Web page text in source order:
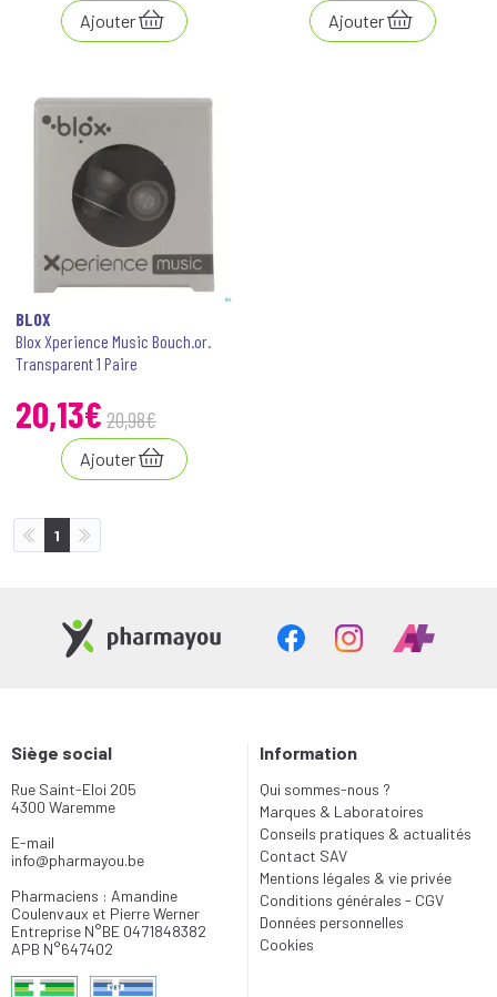
Ajouter Ajouter
BLOX
Blox Xperience Music Bouch.or.
Transparent 1 Paire
20,13€ 20,98€
Ajouter
1
Siège social
Rue Saint-Eloi 205
4300 Waremme
E-mail
info@pharmayou.be
Pharmaciens : Amandine
Coulenvaux et Pierre Werner
Entreprise N°BE 0471848382
APB N°647402
Information
Qui sommes-nous ?
Marques & Laboratoires
Conseils pratiques & actualités
Contact SAV
Mentions légales & vie privée
Conditions générales - CGV
Données personnelles
Cookies